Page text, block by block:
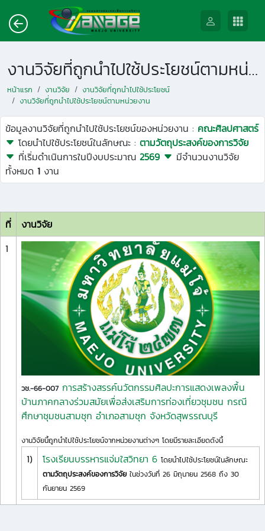
งานวิจัยที่ถูกนำไปใช้ประโยชน์ตามหน่วยงาน
หน้าแรก งานวิจัย
งานวิจัยที่ถูกนำไปใช้ประโยชน์
งานวิจัยที่ถูกนำไปใช้ประโยชน์ตามหน่วยงาน
ข้อมูลงานวิจัยที่ถูกนำไปใช้ประโยชน์ของหน่วยงาน : คณะศิลปศาสตร์
โดยนำไปใช้ประโยชน์ในลักษณะ : ตามวัตถุประสงค์ของการวิจัย
ที่เริ่มดำเนินการในปีงบประมาณ 2569
มีจำนวนงานวิจัย
ทั้งหมด 1 งาน
ที่
งานวิจัย
1
วช.-66-007 การสร้างสรรค์นวัตกรรมศิลปะการแสดงเพลงพื้น
บ้านภาคกลางร่วมสมัยเพื่อส่งเสริมการท่องเที่ยวชุมชน กรณี
ศึกษาชุมชนสามชุก อำเภอสามชุก จังหวัดสุพรรณบุรี
งานวิจัยนี้ถูกนำไปใช้ประโยชน์จากหน่วยงานต่างๆ โดยมีรายละเอียดดังนี้
1) โรงเรียนบรรหารแจ่มใสวิทยา 6 โดยนำไปใช้ประโยชน์ในลักษณะ
ตามวัตถุประสงค์ของการวิจัย ในช่วงวันที่ 26 มิถุนายน 2568 ถึง 30
กันยายน 2569